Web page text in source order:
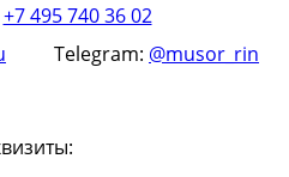
+7 495 740 36 02
Telegram: @musor_rin